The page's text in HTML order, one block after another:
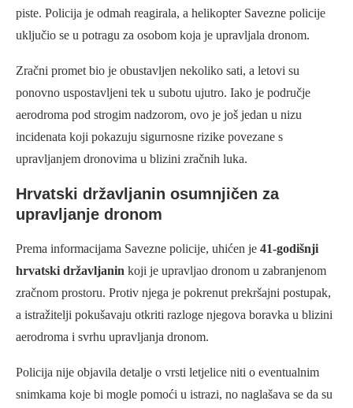
piste. Policija je odmah reagirala, a helikopter Savezne policije
uključio se u potragu za osobom koja je upravljala dronom.
Zračni promet bio je obustavljen nekoliko sati, a letovi su
ponovno uspostavljeni tek u subotu ujutro. Iako je područje
aerodroma pod strogim nadzorom, ovo je još jedan u nizu
incidenata koji pokazuju sigurnosne rizike povezane s
upravljanjem dronovima u blizini zračnih luka.
Hrvatski državljanin osumnjičen za
upravljanje dronom
Prema informacijama Savezne policije, uhićen je 41-godišnji
hrvatski državljanin koji je upravljao dronom u zabranjenom
zračnom prostoru. Protiv njega je pokrenut prekršajni postupak,
a istražitelji pokušavaju otkriti razloge njegova boravka u blizini
aerodroma i svrhu upravljanja dronom.
Policija nije objavila detalje o vrsti letjelice niti o eventualnim
snimkama koje bi mogle pomoći u istrazi, no naglašava se da su